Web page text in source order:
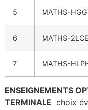
5 MATHS-
6 MATHS-
7 MATHS-
ENSEIGNEMENTS
TERMINALE choix